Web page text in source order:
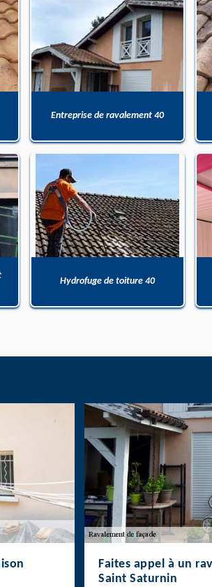
Entreprise de ravalement 40
Hydrofuge de toiture 40
Faites appel à un
Saint Saturnin